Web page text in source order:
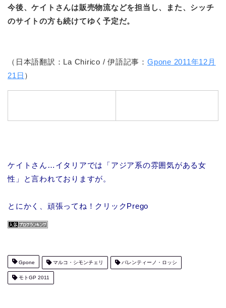
今後、ケイトさんは販売物流などを担当し、また、シッチ
のサイトの方も続けてゆく予定だ。
（日本語翻訳：La Chirico / 伊語記事： Gpone 2011年12月
21日 ）
ケイトさん…イタリアでは「アジア系の雰囲気がある女
性」と言われておりますが。
とにかく、頑張ってね！クリックPrego
Gpone マルコ・シモンチェリ バレンティーノ・ロッシ
モトGP 2011